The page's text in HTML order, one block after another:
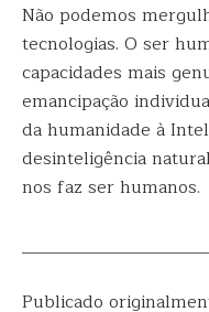
Não podemos
tecnologias. O ser
capacidades mais
emancipação
da humanidade à
desinteligência
nos faz ser humanos.
Publicado